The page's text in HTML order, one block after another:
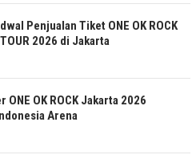
Penjualan Tiket ONE OK ROCK
2026 di Jakarta
ONE OK ROCK Jakarta 2026
Arena